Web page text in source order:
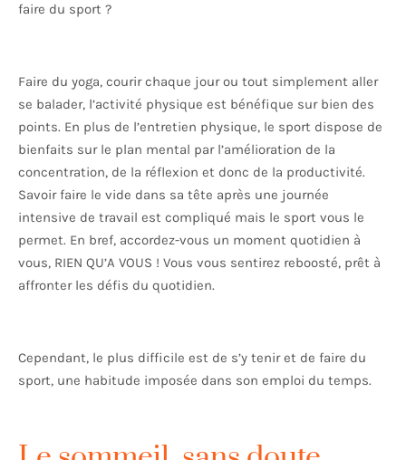
faire du sport ?
Faire du yoga, courir chaque jour ou tout simplement aller
se balader, l’activité physique est bénéfique sur bien des
points. En plus de l’entretien physique, le sport dispose de
bienfaits sur le plan mental par l’amélioration de la
concentration, de la réflexion et donc de la productivité.
Savoir faire le vide dans sa tête après une journée
intensive de travail est compliqué mais le sport vous le
permet. En bref, accordez-vous un moment quotidien à
vous, RIEN QU’A VOUS ! Vous vous sentirez reboosté, prêt à
affronter les défis du quotidien.
Cependant, le plus difficile est de s’y tenir et de faire du
sport, une habitude imposée dans son emploi du temps.